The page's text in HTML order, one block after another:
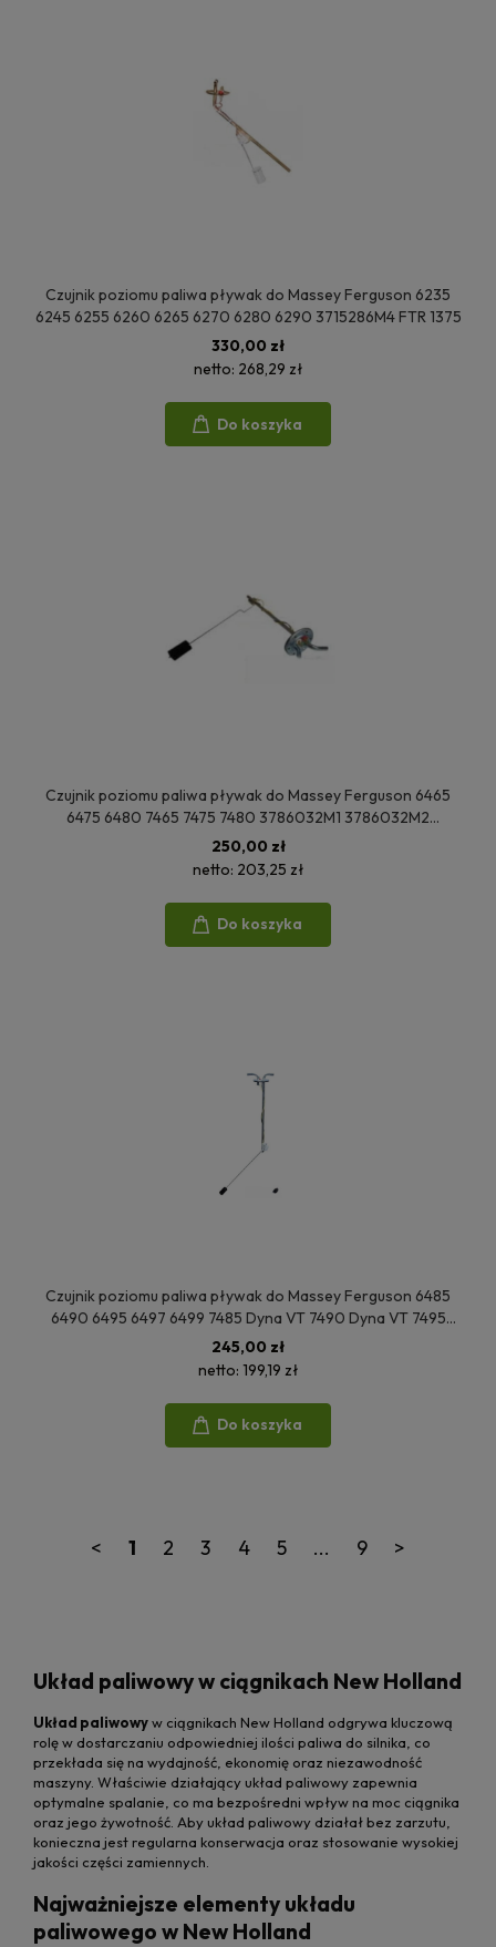
Czujnik poziomu paliwa pływak do Massey Ferguson 6235
6245 6255 6260 6265 6270 6280 6290 3715286M4 FTR 1375
330,00 zł
netto: 268,29 zł
Do koszyka
Czujnik poziomu paliwa pływak do Massey Ferguson 6465
6475 6480 7465 7475 7480 3786032M1 3786032M2
4276588M1 4276588M2 4276588M3
250,00 zł
netto: 203,25 zł
Do koszyka
Czujnik poziomu paliwa pływak do Massey Ferguson 6485
6490 6495 6497 6499 7485 Dyna VT 7490 Dyna VT 7495
Dyna VT 4276589M3 4276589M2 4276589M1
245,00 zł
netto: 199,19 zł
Do koszyka
< 1 2 3 4 5 ... 9 >
Układ paliwowy w ciągnikach New Holland
Układ paliwowyw ciągnikach New Holland odgrywa kluczową
rolę w dostarczaniu odpowiedniej ilości paliwa do silnika, co
przekłada się na wydajność, ekonomię oraz niezawodność
maszyny. Właściwie działający układ paliwowy zapewnia
optymalne spalanie, co ma bezpośredni wpływ na moc ciągnika
oraz jego żywotność. Aby układ paliwowy działał bez zarzutu,
konieczna jest regularna konserwacja oraz stosowanie wysokiej
jakości części zamiennych.
Najważniejsze elementy układu
paliwowego w New Holland